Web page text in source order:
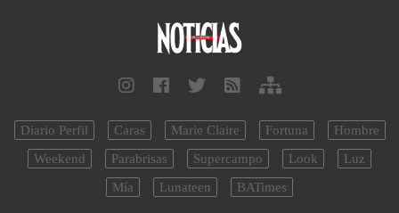
Diario Perfil Caras Marie Claire Fortuna
Hombre
Weekend
Parabrisas Supercampo Look
Luz
Mía
Lunateen BATimes